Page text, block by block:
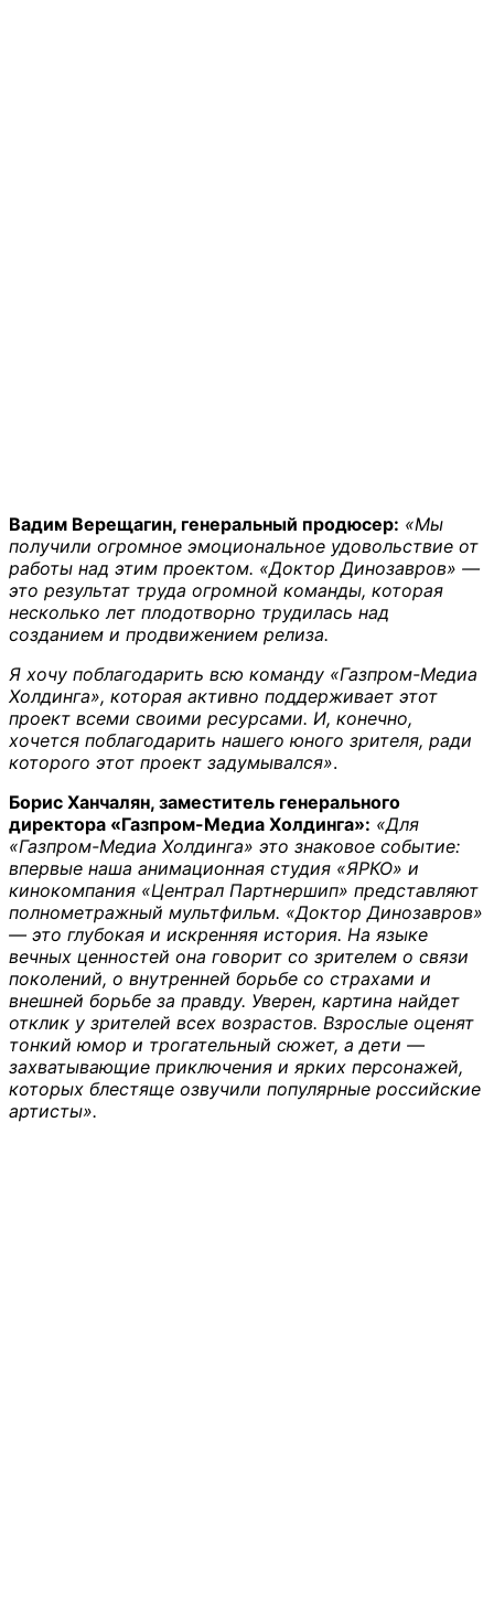
Вадим Верещагин, генеральный продюсер: «Мы
получили огромное эмоциональное удовольствие от
работы над этим проектом. «Доктор Динозавров» —
это результат труда огромной команды, которая
несколько лет плодотворно трудилась над
созданием и продвижением релиза.
Я хочу поблагодарить всю команду «Газпром-Медиа
Холдинга», которая активно поддерживает этот
проект всеми своими ресурсами. И, конечно,
хочется поблагодарить нашего юного зрителя, ради
которого этот проект задумывался».
Борис Ханчалян, заместитель генерального
директора «Газпром-Медиа Холдинга»: «Для
«Газпром-Медиа Холдинга» это знаковое событие:
впервые наша анимационная студия «ЯРКО» и
кинокомпания «Централ Партнершип» представляют
полнометражный мультфильм. «Доктор Динозавров»
— это глубокая и искренняя история. На языке
вечных ценностей она говорит со зрителем о связи
поколений, о внутренней борьбе со страхами и
внешней борьбе за правду. Уверен, картина найдет
отклик у зрителей всех возрастов. Взрослые оценят
тонкий юмор и трогательный сюжет, а дети —
захватывающие приключения и ярких персонажей,
которых блестяще озвучили популярные российские
артисты».